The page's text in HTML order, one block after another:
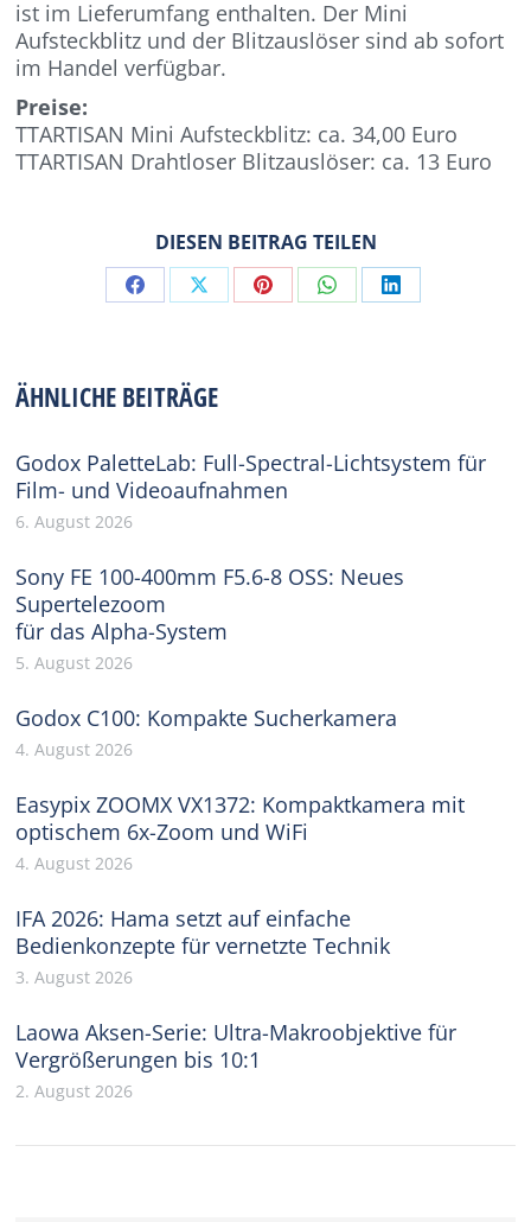
ist im Lieferumfang enthalten. Der Mini
Aufsteckblitz und der Blitzauslöser sind ab sofort
im Handel verfügbar.
Preise:
TTARTISAN Mini Aufsteckblitz: ca. 34,00 Euro
TTARTISAN Drahtloser Blitzauslöser: ca. 13 Euro
DIESEN BEITRAG TEILEN
Share Share Share Share Share
ÄHNLICHE BEITRÄGE
Godox PaletteLab: Full-Spectral-Lichtsystem für
Film- und Videoaufnahmen
6. August 2026
Sony FE 100-400mm F5.6-8 OSS: Neues
Supertelezoom
für das Alpha-System
5. August 2026
Godox C100: Kompakte Sucherkamera
4. August 2026
Easypix ZOOMX VX1372: Kompaktkamera mit
optischem 6x-Zoom und WiFi
4. August 2026
IFA 2026: Hama setzt auf einfache
Bedienkonzepte für vernetzte Technik
3. August 2026
Laowa Aksen-Serie: Ultra-Makroobjektive für
Vergrößerungen bis 10:1
2. August 2026